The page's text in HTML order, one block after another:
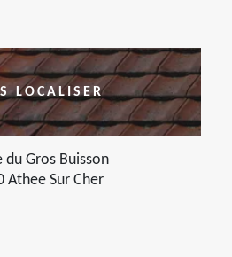
LOCALISER
du Gros Buisson
Athee Sur Cher